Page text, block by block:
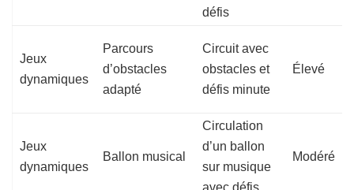
défis
Jeux
dynamiques
Parcours
d’obstacles
adapté
Circuit avec
obstacles et
défis minute
Élevé
Jeux
dynamiques
Ballon musical
Circulation
d’un ballon
sur musique
Modéré